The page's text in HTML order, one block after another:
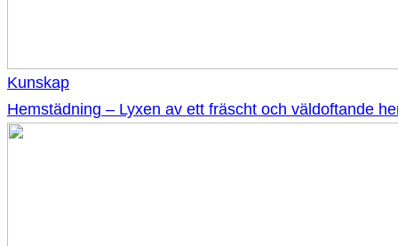
Kunskap
Hemstädning – Lyxen av ett fräscht och väldoftande